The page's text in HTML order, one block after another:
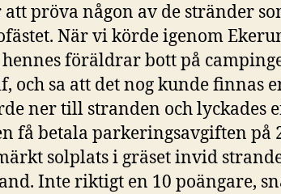
pröva någon av de stränder
När vi körde igenom
föräldrar bott på
och sa att det nog kunde finnas
ner till stranden och lyckades
få betala parkeringsavgiften på
solplats i gräset invid
Inte riktigt en 10 poängare,